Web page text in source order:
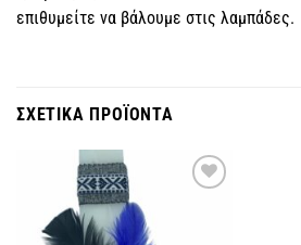
επιθυμείτε να βάλουμε στις λαμπάδες.
ΣΧΕΤΙΚΑ ΠΡΟΪΟΝΤΑ